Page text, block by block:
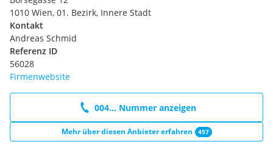
1010 Wien, 01. Bezirk, Innere Stadt
Kontakt
Andreas Schmid
Referenz ID
56028
Firmenwebsite
004... Nummer anzeigen
Mehr über diesen Anbieter erfahren 457